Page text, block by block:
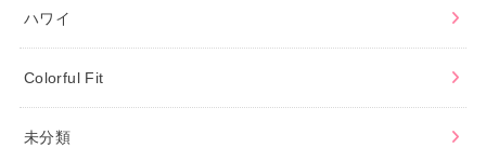
ハワイ
Colorful Fit
未分類